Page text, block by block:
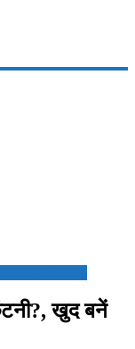
खुद बनें